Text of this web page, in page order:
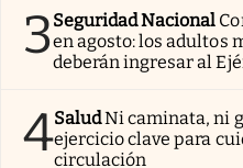
3Seguridad Nacional
en agosto: los adultos
deberán ingresar al
4SaludNi caminata, ni
ejercicio clave para
circulación